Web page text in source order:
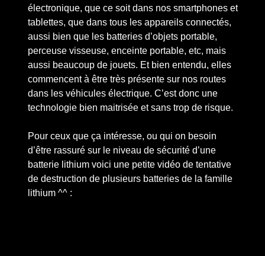
électronique, que ce soit dans nos smartphones et
tablettes, que dans tous les appareils connectés,
aussi bien que les batteries d’objets portable,
perceuse visseuse, enceinte portable, etc, mais
aussi beaucoup de jouets. Et bien entendu, elles
commencent à être très présente sur nos routes
dans les véhicules électrique. C’est donc une
technologie bien maitrisée et sans trop de risque.
Pour ceux que ça intéresse, ou qui on besoin
d’être rassuré sur le niveau de sécurité d’une
batterie lithium voici une petite vidéo de tentative
de destruction de plusieurs batteries de la famille
lithium ^^ :